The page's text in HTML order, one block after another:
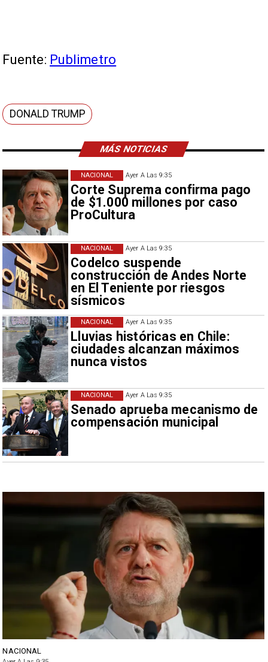
MÁS NOTICIAS
Ayer A Las 9:35
Corte Suprema confirma pago
de $1.000 millones por caso
ProCultura
NACIONAL
Ayer A Las 9:35
Codelco suspende
construcción de Andes Norte
en El Teniente por riesgos
sísmicos
NACIONAL
Ayer A Las 9:35
Lluvias históricas en Chile:
ciudades alcanzan máximos
nunca vistos
NACIONAL
Ayer A Las 9:35
Senado aprueba mecanismo de
compensación municipal
NACIONAL
Fuente: Publimetro
DONALD TRUMP
NACIONAL